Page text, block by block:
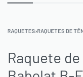
RAQUETES›RAQUETES DE
Raquete